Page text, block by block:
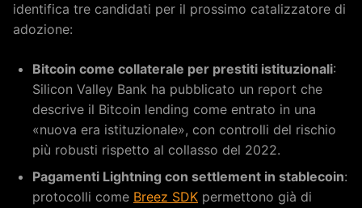
identifica tre candidati per il prossimo catalizzatore di
adozione:
Bitcoin come collaterale per prestiti istituzionali:
Silicon Valley Bank ha pubblicato un report che
descrive il Bitcoin lending come entrato in una
«nuova era istituzionale», con controlli del rischio
più robusti rispetto al collasso del 2022.
Pagamenti Lightning con settlement in stablecoin:
protocolli come Breez SDK permettono già di